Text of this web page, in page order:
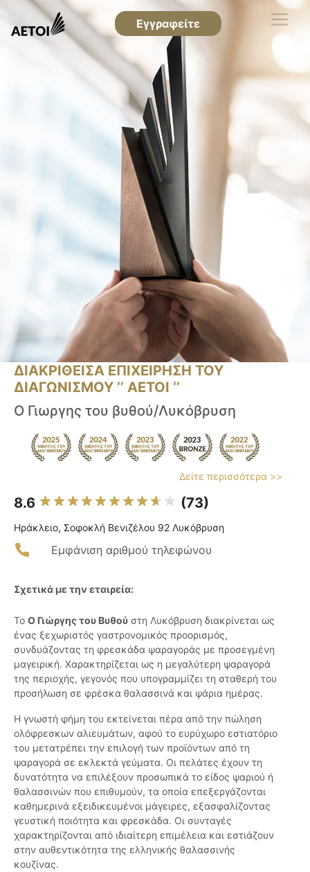
Εγγραφείτε
ΔΙΑΚΡΙΘΕΙΣΑ ΕΠΙΧΕΙΡΗΣΗ ΤΟΥ
ΔΙΑΓΩΝΙΣΜΟΥ ‘’ ΑΕΤΟΙ ‘’
Ο Γιωργης του βυθού/Λυκόβρυση
Δείτε περισσότερα >>
8.6 (73)
Ηράκλειο, Σοφοκλή Βενιζέλου 92 Λυκόβρυση
Εμφάνιση αριθμού τηλεφώνου
Σχετικά με την εταιρεία:
Το Ο Γιώργης του Βυθού στη Λυκόβρυση διακρίνεται ως
ένας ξεχωριστός γαστρονομικός προορισμός,
συνδυάζοντας τη φρεσκάδα ψαραγοράς με προσεγμένη
μαγειρική. Χαρακτηρίζεται ως η μεγαλύτερη ψαραγορά
της περιοχής, γεγονός που υπογραμμίζει τη σταθερή του
προσήλωση σε φρέσκα θαλασσινά και ψάρια ημέρας.
Η γνωστή φήμη του εκτείνεται πέρα από την πώληση
ολόφρεσκων αλιευμάτων, αφού το ευρύχωρο εστιατόριο
του μετατρέπει την επιλογή των προϊόντων από τη
ψαραγορά σε εκλεκτά γεύματα. Οι πελάτες έχουν τη
δυνατότητα να επιλέξουν προσωπικά το είδος ψαριού ή
θαλασσινών που επιθυμούν, τα οποία επεξεργάζονται
καθημερινά εξειδικευμένοι μάγειρες, εξασφαλίζοντας
γευστική ποιότητα και φρεσκάδα. Οι συνταγές
χαρακτηρίζονται από ιδιαίτερη επιμέλεια και εστιάζουν
στην αυθεντικότητα της ελληνικής θαλασσινής
κουζίνας.